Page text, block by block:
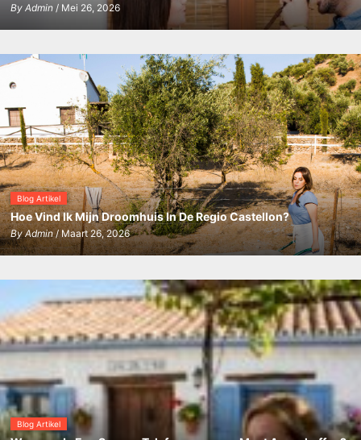
By Admin/ Mei 26, 2026
Blog Artikel
Hoe Vind Ik Mijn Droomhuis In De Regio Castellon?
ByAdmin/ Maart 26, 2026
Blog Artikel